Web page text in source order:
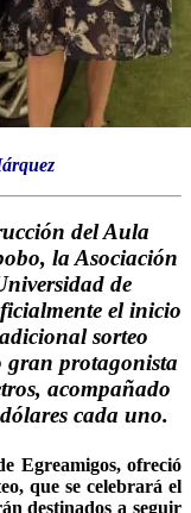
del Aula
la Asociación
de
el inicio
sorteo
gran protagonista
acompañado
cada uno.
Egreamigos, ofreció
que se celebrará el
destinados a seguir